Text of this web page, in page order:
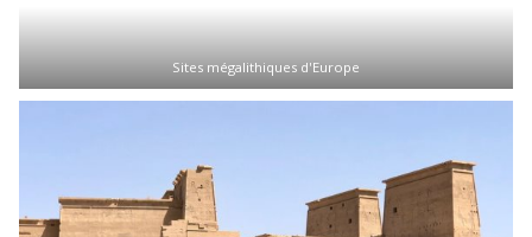
Sites mégalithiques d'Europe